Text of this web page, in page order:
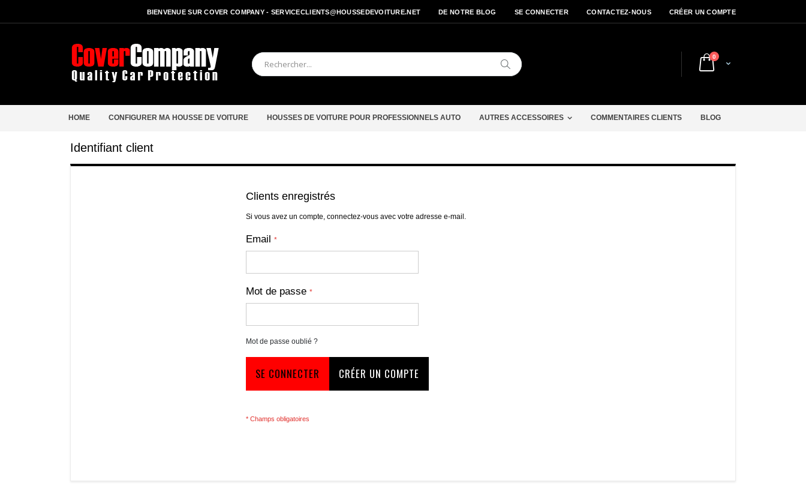
BIENVENUE SUR COVER COMPANY - SERVICECLIENTS@HOUSSEDEVOITURE.NET DE NOTRE BLOG SE CONNECTER CONTACTEZ-NOUS CRÉER UN COMPTE
Cart
0articles
Chercher
HOME CONFIGURER MA HOUSSE DE VOITURE HOUSSES DE VOITURE POUR PROFESSIONNELS AUTO AUTRES ACCESSOIRES COMMENTAIRES CLIENTS BLOG
Identifiant client
Clients enregistrés
Si vous avez un compte, connectez-vous avec votre adresse e-mail.
Email
Mot de passe
Mot de passe oublié ?
SE CONNECTER CRÉER UN COMPTE